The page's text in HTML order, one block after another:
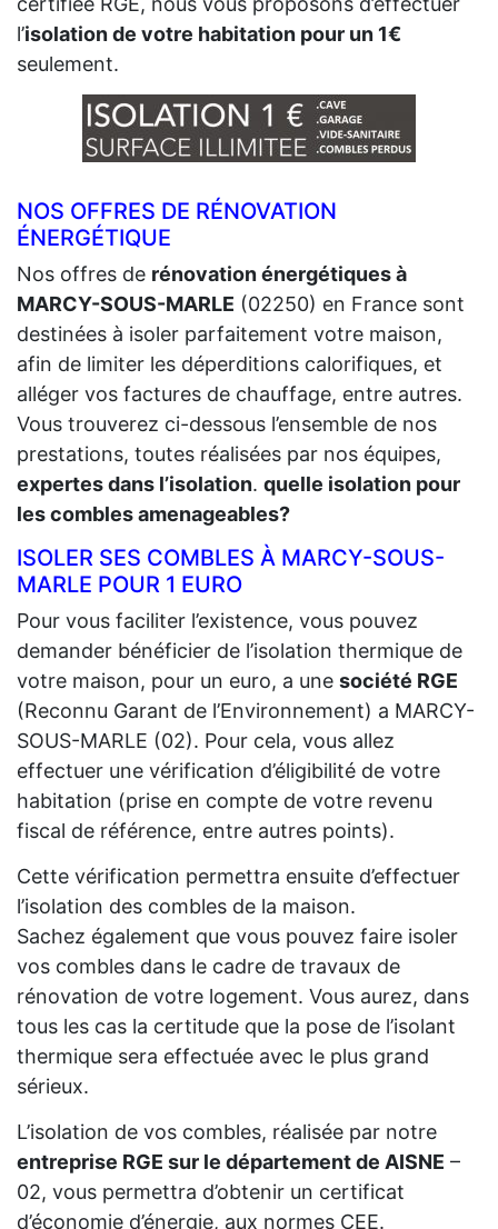
l’isolation de votre habitation pour un 1€
seulement.
NOS OFFRES DE RÉNOVATION
ÉNERGÉTIQUE
Nos offres de rénovation énergétiques à
MARCY-SOUS-MARLE (02250) en France sont
destinées à isoler parfaitement votre maison,
afin de limiter les déperditions calorifiques, et
alléger vos factures de chauffage, entre autres.
Vous trouverez ci-dessous l’ensemble de nos
prestations, toutes réalisées par nos équipes,
expertes dans l’isolation. quelle isolation pour
les combles amenageables?
ISOLER SES COMBLES À MARCY-SOUS-
MARLE POUR 1 EURO
Pour vous faciliter l’existence, vous pouvez
demander bénéficier de l’isolation thermique de
votre maison, pour un euro, a une société RGE
(Reconnu Garant de l’Environnement) a MARCY-
SOUS-MARLE (02). Pour cela, vous allez
effectuer une vérification d’éligibilité de votre
habitation (prise en compte de votre revenu
fiscal de référence, entre autres points).
Cette vérification permettra ensuite d’effectuer
l’isolation des combles de la maison.
Sachez également que vous pouvez faire isoler
vos combles dans le cadre de travaux de
rénovation de votre logement. Vous aurez, dans
tous les cas la certitude que la pose de l’isolant
thermique sera effectuée avec le plus grand
sérieux.
L’isolation de vos combles, réalisée par notre
entreprise RGE sur le département de AISNE –
02, vous permettra d’obtenir un certificat
d’économie d’énergie, aux normes CEE.